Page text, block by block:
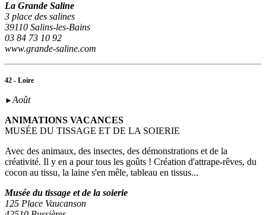
La Grande Saline
3 place des salines
39110 Salins-les-Bains
03 84 73 10 92
www.grande-saline.com
42 - Loire
►Août
ANIMATIONS VACANCES
MUSÉE DU TISSAGE ET DE LA SOIERIE
Avec des animaux, des insectes, des démonstrations et de la
créativité. Il y en a pour tous les goûts ! Création d'attrape-rêves, du
cocon au tissu, la laine s'en mêle, tableau en tissus...
Musée du tissage et de la soierie
125 Place Vaucanson